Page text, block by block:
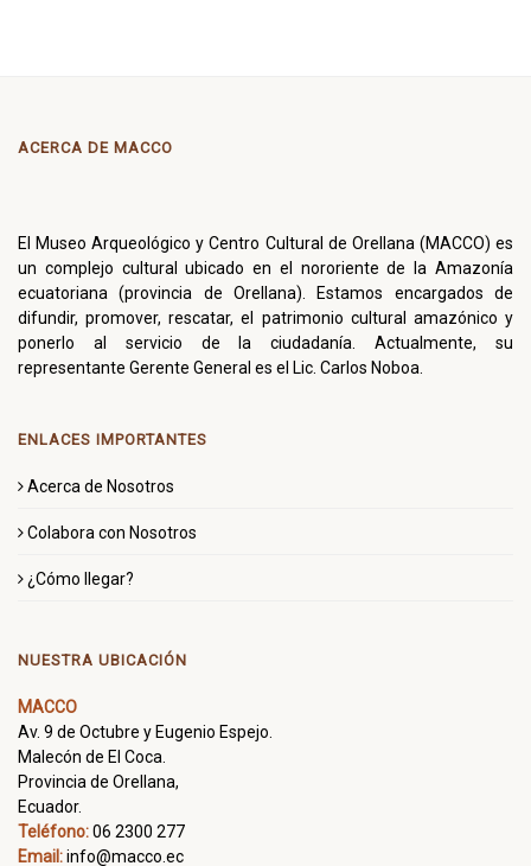
ACERCA DE MACCO
El Museo Arqueológico y Centro Cultural de Orellana (MACCO) es
un complejo cultural ubicado en el nororiente de la Amazonía
ecuatoriana (provincia de Orellana). Estamos encargados de
difundir, promover, rescatar, el patrimonio cultural amazónico y
ponerlo al servicio de la ciudadanía. Actualmente, su
representante Gerente General es el Lic. Carlos Noboa.
ENLACES IMPORTANTES
Acerca de Nosotros
Colabora con Nosotros
¿Cómo llegar?
NUESTRA UBICACIÓN
MACCO
Av. 9 de Octubre y Eugenio Espejo.
Malecón de El Coca.
Provincia de Orellana,
Ecuador.
Teléfono:06 2300 277
Email:info@macco.ec